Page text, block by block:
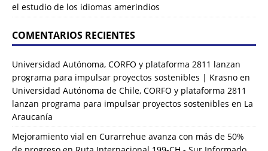
el estudio de los idiomas amerindios
COMENTARIOS RECIENTES
Universidad Autónoma, CORFO y plataforma 2811 lanzan
programa para impulsar proyectos sostenibles | Krasno en
Universidad Autónoma de Chile, CORFO y plataforma 2811
lanzan programa para impulsar proyectos sostenibles en La
Araucanía
Mejoramiento vial en Curarrehue avanza con más de 50%